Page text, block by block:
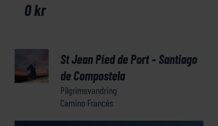
Port
de
Compostela
mängd
0kr
St Jean Pied de Port – Santiago
de Compostela
Pilgrimsvandring
Camino Francés